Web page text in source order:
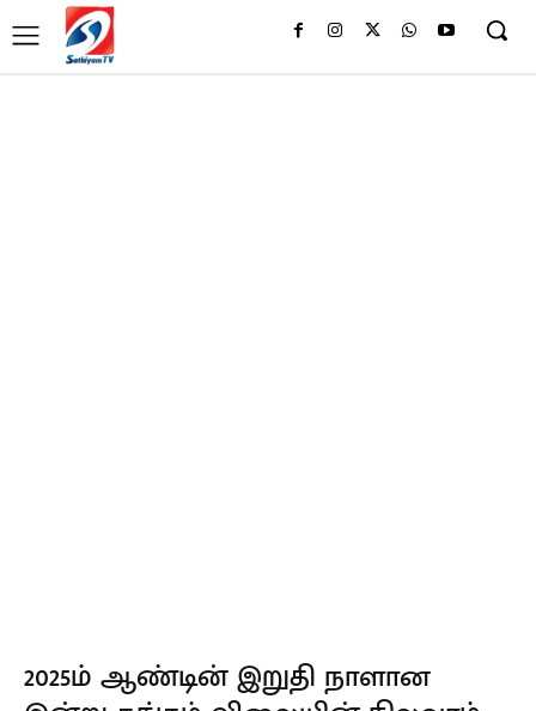
2025ம் ஆண்டின் இறுதி நாளான